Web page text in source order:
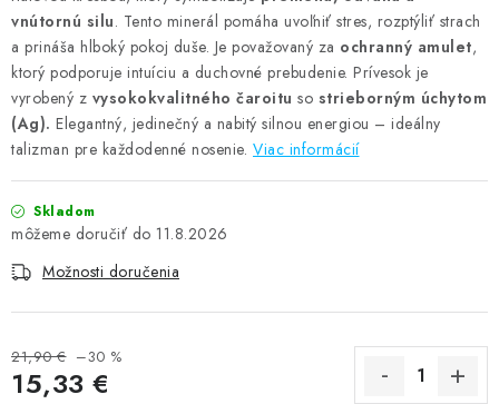
vnútornú silu. Tento minerál pomáha uvoľniť stres, rozptýliť strach
a prináša hlboký pokoj duše. Je považovaný za ochranný amulet,
ktorý podporuje intuíciu a duchovné prebudenie. Prívesok je
vyrobený z vysokokvalitného čaroitu so strieborným úchytom
(Ag). Elegantný, jedinečný a nabitý silnou energiou – ideálny
talizman pre každodenné nosenie. Viac informácií
Skladom
11.8.2026
Možnosti doručenia
21,90 € –30 %
15,33 €